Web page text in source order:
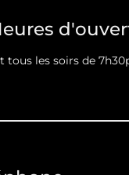
tous les soirs de